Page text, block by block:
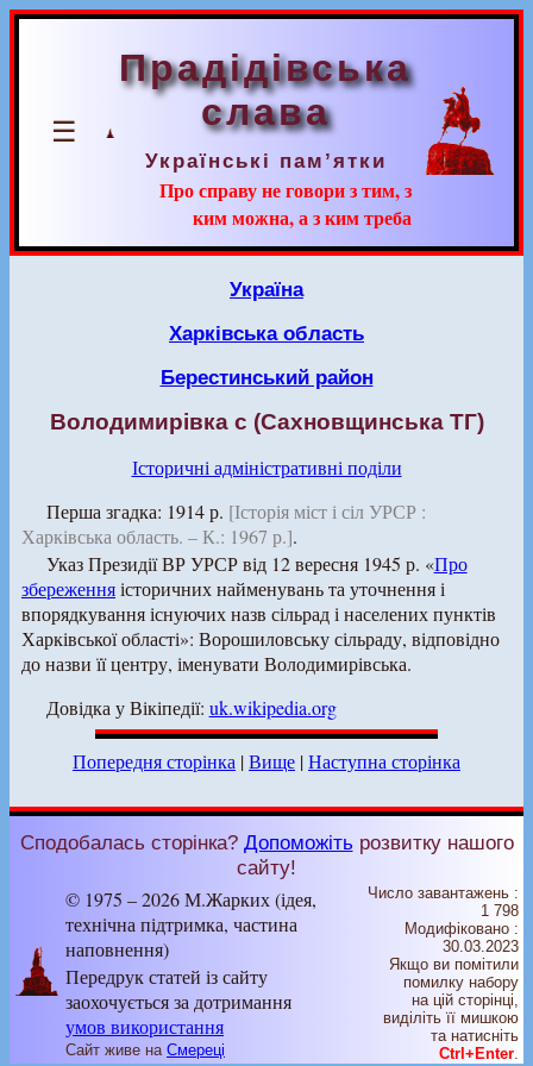
☰
Прадідівська
слава
Українські пам’ятки
Про справу не говори з тим, з
ким можна, а з ким треба
Україна
Харківська область
Берестинський район
Володимирівка с (Сахновщинська ТГ)
Історичні адміністративні поділи
Перша згадка: 1914 р. [Історія міст і сіл УРСР :
Харківська область. – К.: 1967 р.].
Указ Президії ВР УРСР від 12 вересня 1945 р. «Про
збереженняісторичних найменувань та уточнення і
впорядкування існуючих назв сільрад і населених пунктів
Харківської області»: Ворошиловську сільраду, відповідно
до назви її центру, іменувати Володимирівська.
Довідка у Вікіпедії: uk.wikipedia.org
Попередня сторінка |Вище |Наступна сторінка
Сподобалась сторінка? Допоможіть розвитку нашого
сайту!
© 1975 – 2026 М.Жарких (ідея,
технічна підтримка, частина
наповнення)
Передрук статей із сайту
заохочується за дотримання
умов використання
Сайт живе на Смереці
Число завантажень :
1 798
Модифіковано :
30.03.2023
Якщо ви помітили
помилку набору
на цiй сторiнцi,
видiлiть її мишкою
та натисніть
Ctrl+Enter.